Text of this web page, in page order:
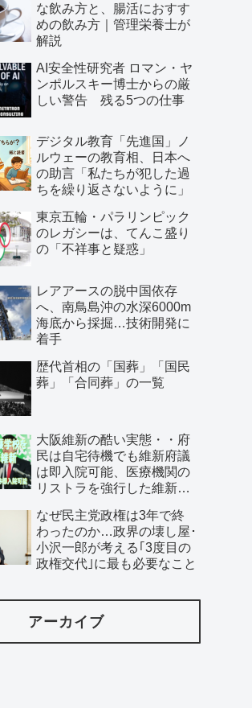
な飲み方と、腸活におすす
めの飲み方｜管理栄養士が
解説
AI安全性研究者 ロマン・ヤ
ンポルスキー博士からの厳
しい警告 残る5つの仕事
デジタル教育「先進国」ノ
ルウェーの教育相、日本へ
の助言「私たちが犯した過
ちを繰り返さないように」
東京五輪・パラリンピック
のレガシーは、てんこ盛り
の「不祥事と疑惑」
レアアースの脱中国依存
へ、南鳥島沖の水深6000m
海底から採掘…技術開発に
着手
歴代首相の「国葬」「国民
葬」「合同葬」の一覧
大阪維新の酷い実態・・府
民は自宅待機でも維新府議
は即入院可能、医療機関の
リストラを強行した維新、
開催…
なぜ民主党政権は3年で終
わったのか…政界の壊し屋･
小沢一郎が考える｢3度目の
政権交代｣に最も必要なこと
アーカイブ